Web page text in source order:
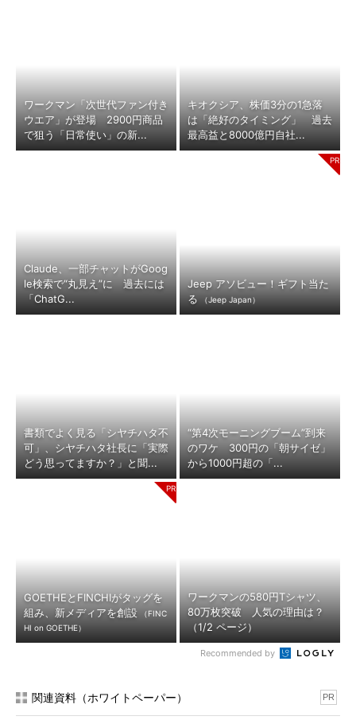
ワークマン「次世代ファン付き
ウエア」が登場 2900円商品
で狙う「日常使い」の新...
キオクシア、株価3分の1急落
は「絶好のタイミング」 過去
最高益と8000億円自社...
Claude、一部チャットがGoog
le検索で“丸見え”に 過去には
「ChatG...
Jeep アソビュー！ギフト当た
る
（Jeep Japan）
書類でよく見る「シヤチハタ不
可」、シヤチハタ社長に「実際
どう思ってますか？」と聞...
“第4次モーニングブーム”到来
のワケ 300円の「朝サイゼ」
から1000円超の「...
GOETHEとFINCHIがタッグを
組み、新メディアを創設
（FINC
HI on GOETHE）
ワークマンの580円Tシャツ、
80万枚突破 人気の理由は？
（1/2 ページ）
Recommended by
関連資料（ホワイトペーパー） PR